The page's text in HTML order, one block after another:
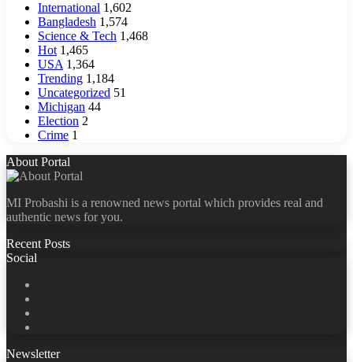
International 1,602
Bangladesh 1,574
Science & Tech 1,468
Hot 1,465
USA 1,364
Trending 1,184
Uncategorized 51
Michigan 44
Election 2
Crime 1
About Portal
MI Probashi is a renowned news portal which provides real and
authentic news for you.
Recent Posts
Social
Newsletter